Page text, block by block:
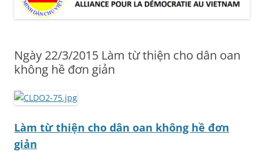
Ngày 22/3/2015 Làm từ thiện cho dân oan
không hề đơn giản
Làm từ thiện cho dân oan không hề đơn
giản